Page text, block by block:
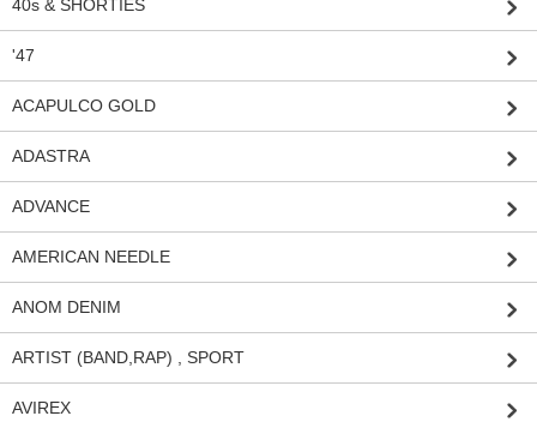
40s & SHORTIES
'47
ACAPULCO GOLD
ADASTRA
ADVANCE
AMERICAN NEEDLE
ANOM DENIM
ARTIST (BAND,RAP) , SPORT
AVIREX